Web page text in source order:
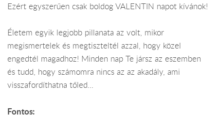
Ezért egyszerűen csak boldog VALENTIN napot kívánok!
Életem egyik legjobb pillanata az volt, mikor
megismertelek és megtiszteltél azzal, hogy közel
engedtél magadhoz! Minden nap Te jársz az eszemben
és tudd, hogy számomra nincs az az akadály, ami
visszafordíthatna tőled...
Fontos: